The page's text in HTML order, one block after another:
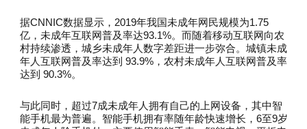
据CNNIC数据显示，2019年我国未成年网民规模为1.75
亿，未成年互联网普及率达93.1%。而随着移动互联网向农
村持续渗透，城乡未成年人数字差距进一步弥合。城镇未成
年人互联网普及率达到 93.9%，农村未成年人互联网普及率
达到 90.3%。
与此同时，超过7成未成年人拥有自己的上网设备，其中智
能手机最为普遍。智能手机拥有率随年龄快速增长，6至9岁